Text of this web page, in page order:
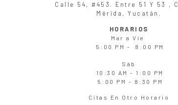
Calle 54, #453. Entre 51 Y 53 ,
Mérida, Yucatán.
HORARIOS
Mara Vie
5:00 PM - 8:00 PM
Sáb
10:30 AM - 1:00 PM
5:00 PM - 8:30 PM
Citas En Otro Horario